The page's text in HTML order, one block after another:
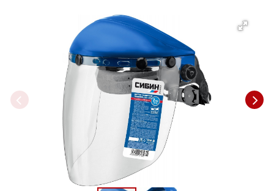
Документация
Оформление заказа
Оплата и доставка